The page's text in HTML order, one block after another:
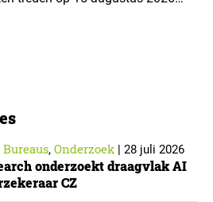
De toepasselijkheid…
Bureaus, Onderzoek| 28 juli 2026
onderzoekt draagvlak AI
CZ